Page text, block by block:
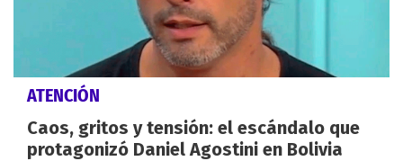
ATENCIÓN
Caos, gritos y tensión: el escándalo que
protagonizó Daniel Agostini en Bolivia